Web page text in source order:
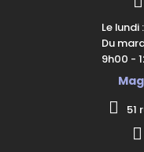
Le lundi
Du
9h00 -
51